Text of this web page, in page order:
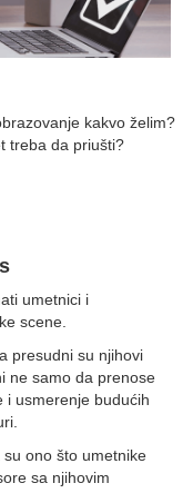
kakvo želim?
treba da priušti?
umetnici i
scene.
presudni su njihovi
ne samo da prenose
i usmerenje budućih
ono što umetnike
sa njihovim